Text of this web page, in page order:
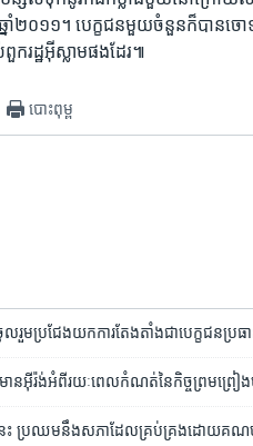
ាំ​២០១១។ ​បេក្ខជន​មួយ​ចំនួន​ក៏​បានច
រដ្ឋអ៊ីស្លាម​ផង​ដែរ៕
បោះពុម្ព
ម​ប្រជែងយក​ការ​តែង​តាំង​ជា​បេក្ខជន​ប្រធ
ាន​អ៊ីរ៉ង់​អំពី​រយៈពេល​កំណត់​នៃ​កិច្ច​ព្រម​ព្រៀ
ាំ​នេះ ប្រឈម​នឹង​សភា​ដែល​គ្រប់គ្រង​ដោយ​គណ